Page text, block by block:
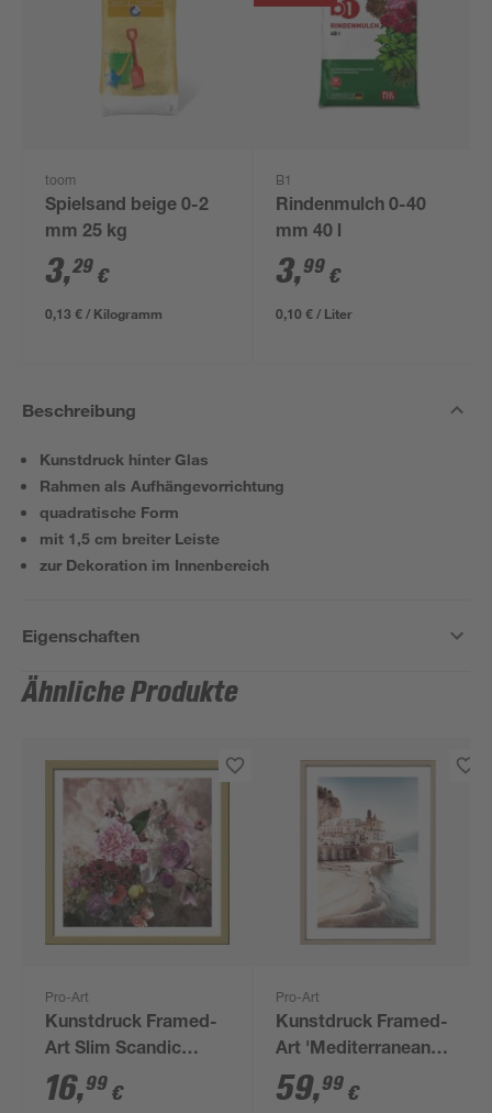
toom
Spielsand beige 0-2
mm 25 kg
3,29 €
0,13 € / Kilogramm
B1
Rindenmulch 0-40
mm 40 l
3,99 €
0,10 € / Liter
Beschreibung
Kunstdruck hinter Glas
Rahmen als Aufhängevorrichtung
quadratische Form
mit 1,5 cm breiter Leiste
zur Dekoration im Innenbereich
Eigenschaften
Ähnliche Produkte
Pro-Art
Kunstdruck Framed-
Art Slim Scandic
'Barouque Flowermix
ll' 33 x 33 cm
16,99 €
Pro-Art
Kunstdruck Framed-
Art 'Mediterranean
Place IV' 53 x 73 cm
59,99 €